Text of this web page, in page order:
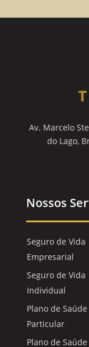
Av. Marcelo
do Lago,
Nossos
Seguro de Vida
Empresarial
Seguro de Vida
Individual
Plano de Saúde
Particular
Plano de Saúde